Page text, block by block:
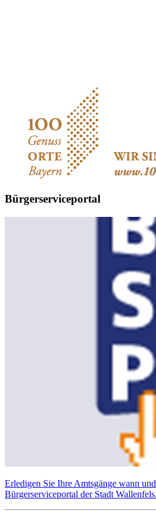
Bürgerserviceportal
Erledigen Sie Ihre Amtsgänge wann
Bürgerserviceportal der Stadt Wallenfels.